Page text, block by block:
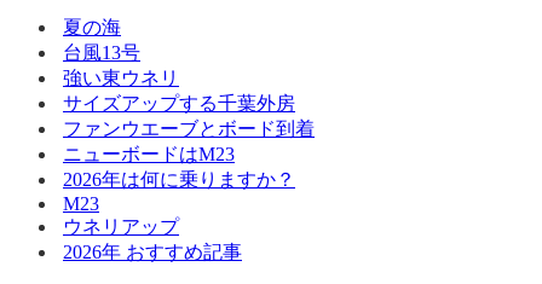
夏の海
台風13号
強い東ウネリ
サイズアップする千葉外房
ファンウエーブとボード到着
ニューボードはM23
2026年は何に乗りますか？
M23
ウネリアップ
2026年 おすすめ記事